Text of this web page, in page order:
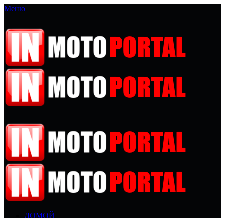
Меню
ДОМОЙ